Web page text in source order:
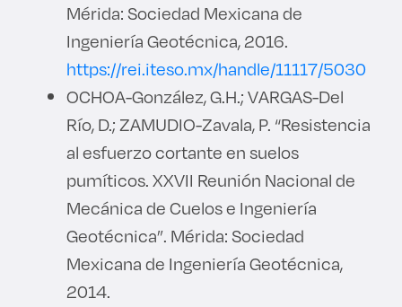
Mérida: Sociedad Mexicana de
Ingeniería Geotécnica, 2016.
https://rei.iteso.mx/handle/11117/5030
OCHOA-González, G.H.; VARGAS-Del
Río, D.; ZAMUDIO-Zavala, P. “Resistencia
al esfuerzo cortante en suelos
pumíticos. XXVII Reunión Nacional de
Mecánica de Cuelos e Ingeniería
Geotécnica”. Mérida: Sociedad
Mexicana de Ingeniería Geotécnica,
2014.